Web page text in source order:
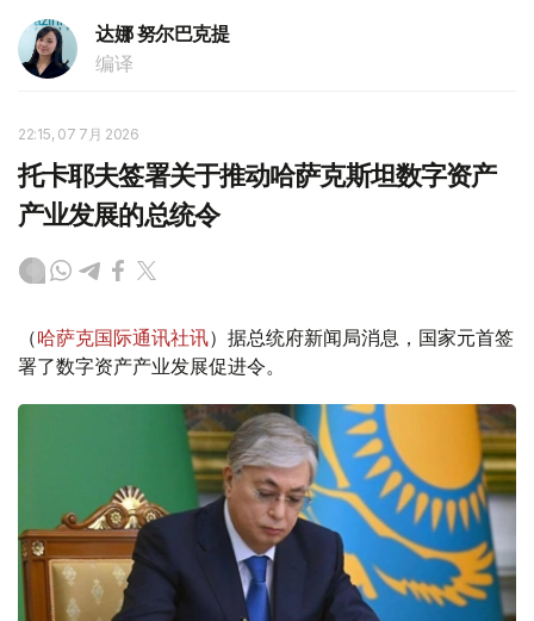
达娜 努尔巴克提
编译
22:15, 07 7月 2026
托卡耶夫签署关于推动哈萨克斯坦数字资产
产业发展的总统令
（哈萨克国际通讯社讯）据总统府新闻局消息，国家元首签
署了数字资产产业发展促进令。